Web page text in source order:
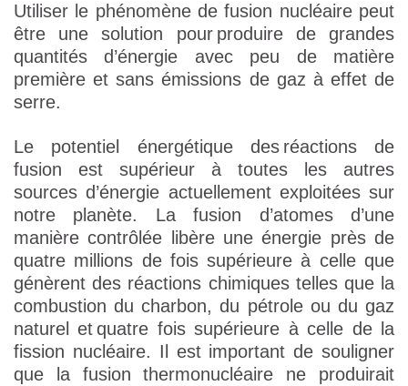
Utiliser le phénomène de fusion nucléaire peut
être une solution pour produire de grandes
quantités d’énergie avec peu de matière
première et sans émissions de gaz à effet de
serre.
Le potentiel énergétique des réactions de
fusion est supérieur à toutes les autres
sources d’énergie actuellement exploitées sur
notre planète. La fusion d’atomes d’une
manière contrôlée libère une énergie près de
quatre millions de fois supérieure à celle que
génèrent des réactions chimiques telles que la
combustion du charbon, du pétrole ou du gaz
naturel et quatre fois supérieure à celle de la
fission nucléaire. Il est important de souligner
que la fusion thermonucléaire ne produirait